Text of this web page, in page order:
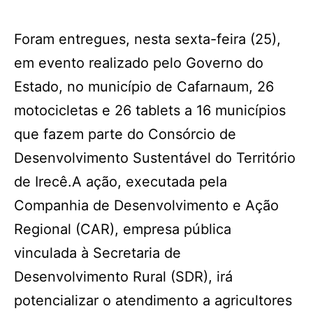
Foram entregues, nesta sexta-feira (25),
em evento realizado pelo Governo do
Estado, no município de Cafarnaum, 26
motocicletas e 26 tablets a 16 municípios
que fazem parte do Consórcio de
Desenvolvimento Sustentável do Território
de Irecê.A ação, executada pela
Companhia de Desenvolvimento e Ação
Regional (CAR), empresa pública
vinculada à Secretaria de
Desenvolvimento Rural (SDR), irá
potencializar o atendimento a agricultores